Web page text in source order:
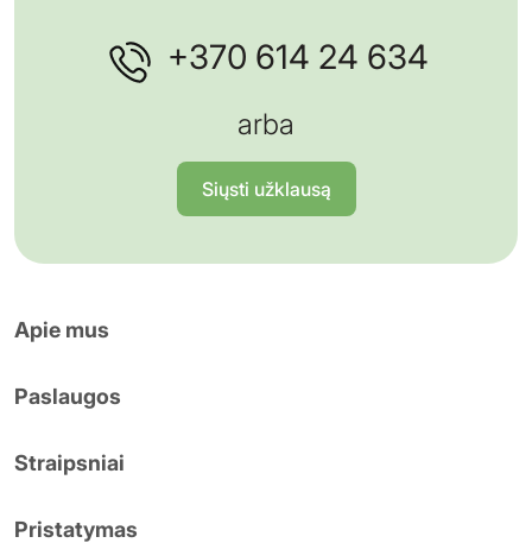
+370 614 24 634
arba
Siųsti užklausą
Apie mus
Paslaugos
Straipsniai
Pristatymas